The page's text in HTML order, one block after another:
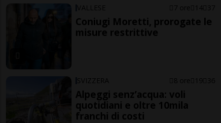
VALLESE 7 ore 14 37
Coniugi Moretti, prorogate le
misure restrittive
SVIZZERA 8 ore 19 36
Alpeggi senz’acqua: voli
quotidiani e oltre 10mila
franchi di costi